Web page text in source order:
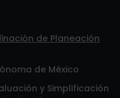
de Planeación
de México
y Simplificación